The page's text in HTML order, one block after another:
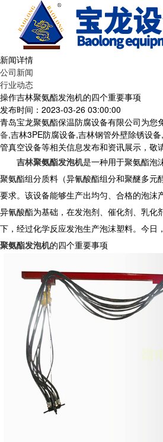
新闻详情
公司新闻
行业动态
操作吉林聚氨酯发泡机的四个重要事项
发布时间：2023-03-26 03:00:00
青岛宝龙聚氨酯保温防腐设备有限公司为您
备,吉林3PE防腐设备,吉林钢管外壁除锈设
管真空设备等相关信息发布和资讯展示，敬
吉林聚氨酯发泡机是一种用于聚氨酯泡
聚氨酯组分质料（异氰酸酯组分和聚醚多元
要求。该设备能够生产出均匀、合格的泡沫
异氰酸酯为基础，在发泡剂、催化剂、乳化
下，经过化学反应发泡生产泡沫塑料。今日
聚氨酯发泡机的四个重要事项